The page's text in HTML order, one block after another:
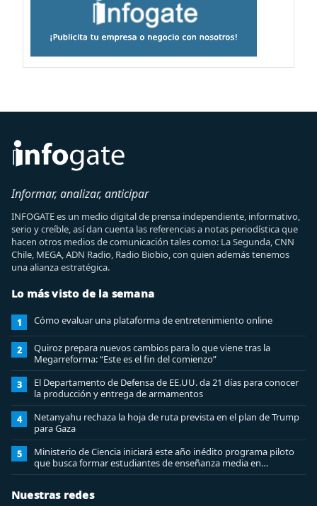
Informar, analizar, anticipar
INFOGATE es un medio digital de prensa independiente, informativo,
serio y creíble, así dan cuenta las referencias a notas periodística que
hacen otros medios de comunicación tales como: La Segunda, CNN
Chile, MEGA, ADN Radio, Radio Biobio, con quien además tenemos
una alianza estratégica.
Lo más visto de la semana
1 Cómo evaluar una plataforma de entretenimiento online
2
Quiroz prepara nuevos cambios para lo que viene tras la
Megarreforma: “Este es el fin del comienzo”
3
El Departamento de Defensa de EE.UU. da 21 días para conocer
la producción y entrega de armamentos
4
Netanyahu rechaza la hoja de ruta prevista en el plan de Trump
para Gaza
5
Ministerio de Ciencia iniciará este año inédito programa piloto
que busca formar estudiantes de enseñanza media en
ciberseguridad
Nuestras redes